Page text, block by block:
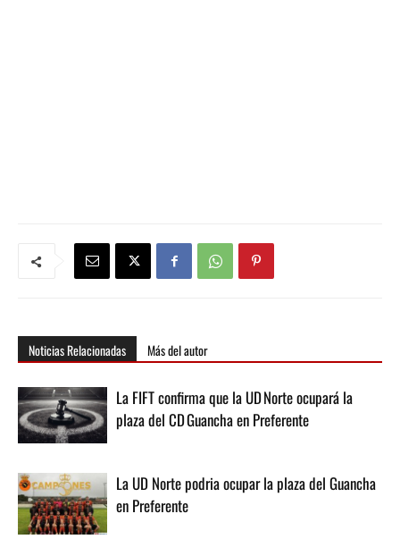
Noticias Relacionadas Más del autor
La FIFT confirma que la UD Norte ocupará la
plaza del CD Guancha en Preferente
La UD Norte podria ocupar la plaza del Guancha
en Preferente